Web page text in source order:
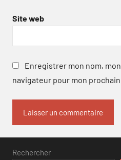
Site web
Enregistrer mon nom,
navigateur pour mon
Rechercher